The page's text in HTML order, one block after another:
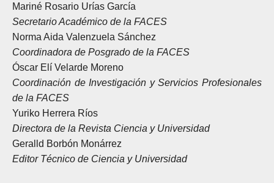
Mariné Rosario Urías García
Secretario Académico de la FACES
Norma Aida Valenzuela Sánchez
Coordinadora de Posgrado de la FACES
Óscar Elí Velarde Moreno
Coordinación de Investigación y Servicios Profesionales
de la FACES
Yuriko Herrera Ríos
Directora de la Revista Ciencia y Universidad
Geralld Borbón Monárrez
Editor Técnico de Ciencia y Universidad